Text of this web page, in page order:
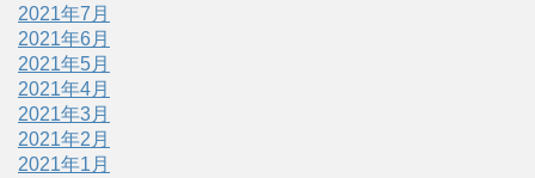
2021年7月
2021年6月
2021年5月
2021年4月
2021年3月
2021年2月
2021年1月